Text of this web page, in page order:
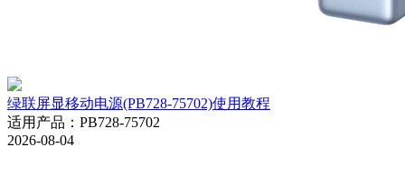
绿联屏显移动电源(PB728-75702)使用教程
适用产品 ： PB728-75702
2026-08-04